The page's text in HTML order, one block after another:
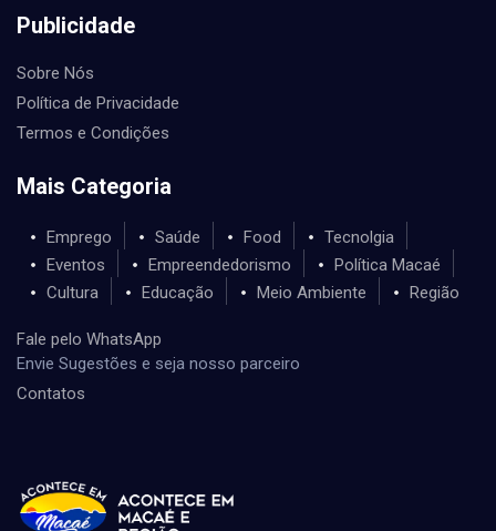
Publicidade
Sobre Nós
Política de Privacidade
Termos e Condições
Mais Categoria
Emprego Saúde Food
Tecnolgia
Eventos
Empreendedorismo
Política Macaé
Cultura
Educação Meio Ambiente Região
Fale pelo WhatsApp
Envie Sugestões e seja nosso parceiro
Contatos